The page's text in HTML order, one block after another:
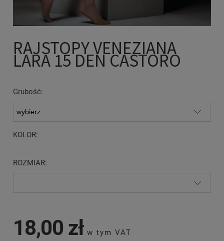
RAJSTOPY VENEZIANA
LARA 15 DEN CASTORO
Grubość:
KOLOR:
ROZMIAR:
18,00 zł